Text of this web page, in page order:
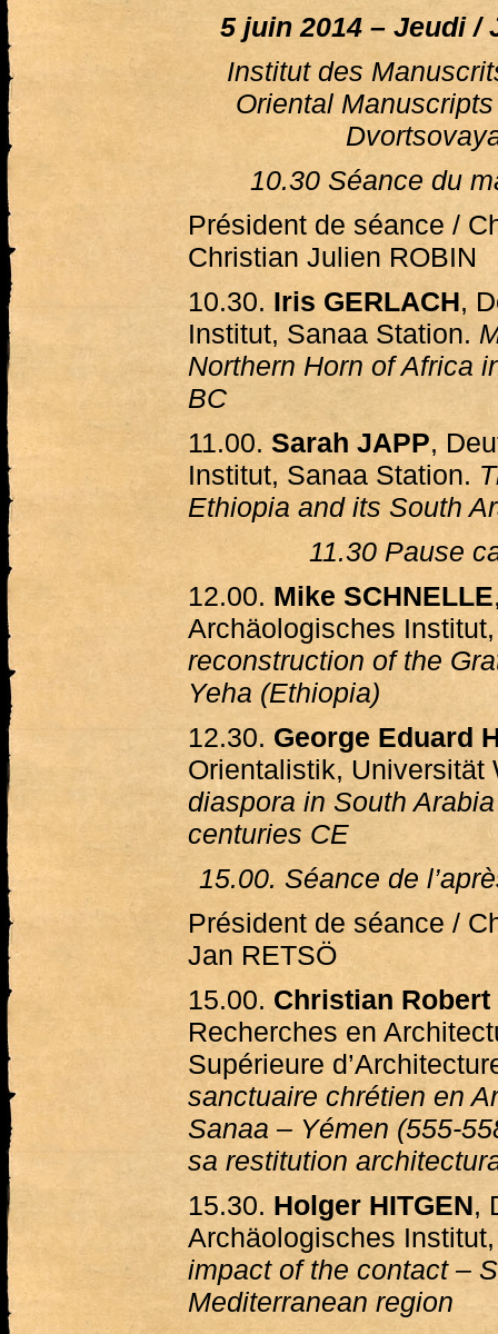
5 juin 2014 – Jeudi /
Institut des
Oriental
10.30 Séance du
Président de séance /
Christian Julien ROBIN
10.30. Iris GERLACH,
Institut, Sanaa Station.
Northern Horn of Africa
BC
11.00. Sarah JAPP,
Institut, Sanaa Station.
Ethiopia and its South
11.30 Pause
12.00. Mike SCHNELLE
Archäologisches
reconstruction of the
Yeha (Ethiopia)
12.30. George Eduard
Orientalistik, Universität
diaspora in South
centuries CE
15.00. Séance de
Président de séance /
Jan RETSÖ
15.00. Christian Robert
Recherches en
Supérieure
sanctuaire chrétien en
Sanaa – Yémen (555-
sa restitution
15.30. Holger HITGEN,
Archäologisches
impact of the contact –
Mediterranean region